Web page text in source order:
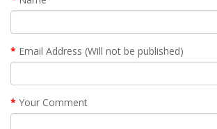
Email Address (Will not be published)
Your Comment